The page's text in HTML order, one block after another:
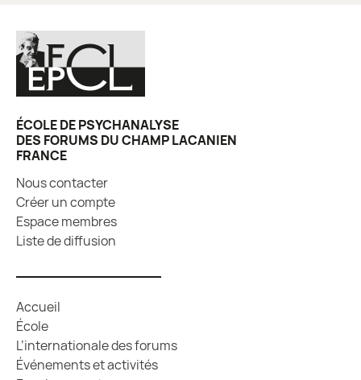
ÉCOLE DE PSYCHANALYSE
DES FORUMS DU CHAMP LACANIEN
FRANCE
Nous contacter
Créer un compte
Espace membres
Liste de diffusion
Accueil
École
L’internationale des forums
Événements et activités